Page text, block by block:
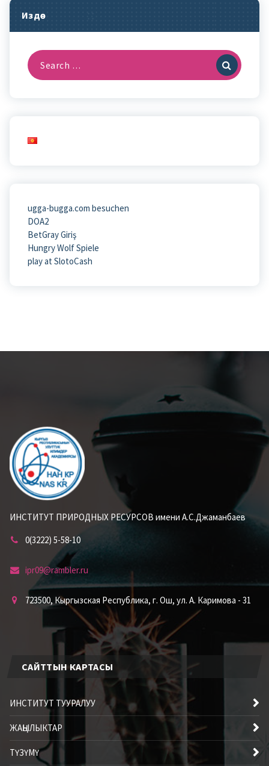
Издөө
Search
for:
ugga-bugga.com besuchen
DOA2
BetGray Giriş
Hungry Wolf Spiele
play at SlotoCash
ИНСТИТУТ ПРИРОДНЫХ РЕСУРСОВ имени А.С.Джаманбаев
0(3222) 5-58-10
ipr09@rambler.ru
723500, Кыргызская Республика, г. Ош, ул. А. Каримова - 31
САЙТТЫН КАРТАСЫ
ИНСТИТУТ ТУУРАЛУУ
ЖАҢЫЛЫКТАР
ТҮЗҮМҮ